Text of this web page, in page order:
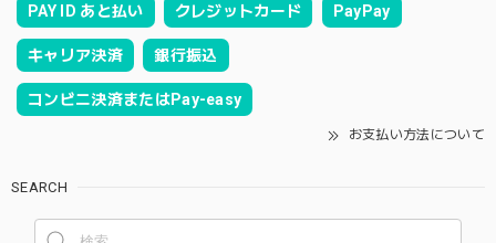
PAY ID あと払い クレジットカード PayPay
キャリア決済 銀行振込
コンビニ決済またはPay-easy
お支払い方法について
SEARCH